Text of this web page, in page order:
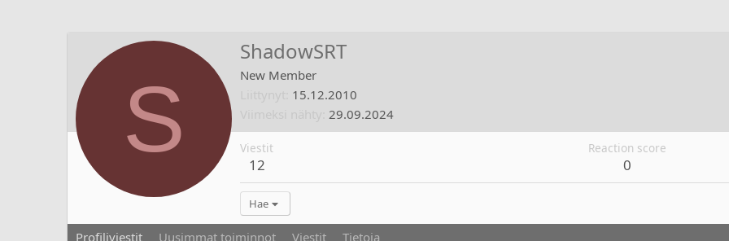
S
ShadowSRT
New Member
15.12.2010
29.09.2024
Viestit
12
Reaction score
0
Hae
Profiliviestit Uusimmat toiminnot Viestit Tietoja